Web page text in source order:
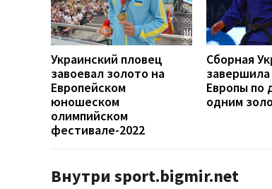
Украинский пловец
завоевал золото на
Европейском
юношеском
олимпийском
фестивале-2022
Сборная
Европы по
одним
Внутри sport.bigmir.net